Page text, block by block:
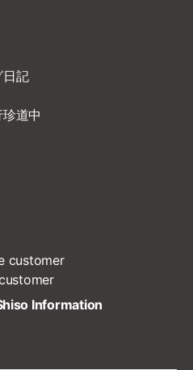
日記
道中
customer
Information